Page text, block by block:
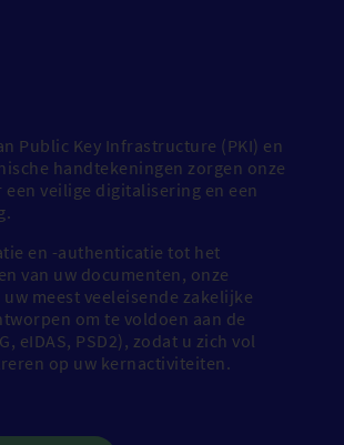
Public Key Infrastructure (PKI) en
handtekeningen zorgen onze
veilige digitalisering en een
en -authenticatie tot het
van uw documenten, onze
meest veeleisende zakelijke
om te voldoen aan de
eIDAS, PSD2), zodat u zich vol
op uw kernactiviteiten.